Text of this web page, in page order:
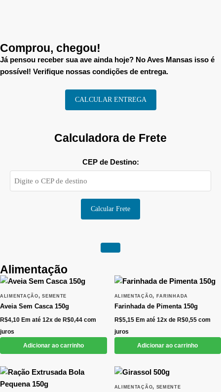
Comprou, chegou!
Já pensou receber sua ave ainda hoje? No Aves Mansas isso é
possível! Verifique nossas condições de entrega.
CALCULAR ENTREGA
Calculadora de Frete
CEP de Destino:
Calcular Frete
Alimentação
ALIMENTAÇÃO,SEMENTE
Aveia Sem Casca 150g
R$4,10 Em até 12x de R$0,44 com
juros
Adicionar ao carrinho
ALIMENTAÇÃO, FARINHADA
Farinhada de Pimenta 150g
R$5,15 Em até 12x de R$0,55com
juros
Adicionar ao carrinho
ALIMENTAÇÃO, SEMENTE